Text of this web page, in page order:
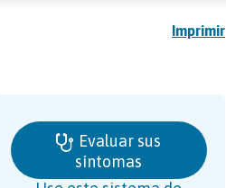
Imprimir
Evaluar sus
síntomas